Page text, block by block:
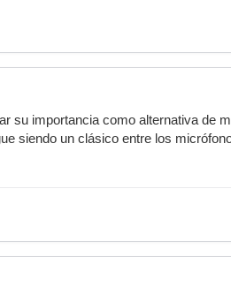
su importancia como alternativa de
siendo un clásico entre los